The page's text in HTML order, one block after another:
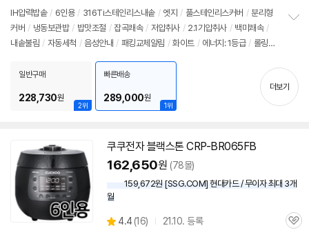
가
점
리
뷰
IH압력밥솥 / 6인용 / 316Ti스테인리스내솥 / 엣지 / 풀스테인리스커버 / 분리형
커버 / 냉동보관밥 / 밥맛조절 / 잡곡쾌속 / 저압취사 / 2.1기압취사 / 백미쾌속 /
내솥불림 / 자동세척 / 음성안내 / 패킹교체알림 / 화이트 / 에너지: 1등급 / 롤링식
기
2위
일반구매
228,730원
1위
빠른배송
289,000원
더보기
쿠쿠전자 블랙스톤 CRP-BR065FB
162,650원 (78몰)
159,672원 [SSG.COM] 현대카드 / 무이자 최대 3개
월
별
4.4 (상
16) 21.10. 등록
관